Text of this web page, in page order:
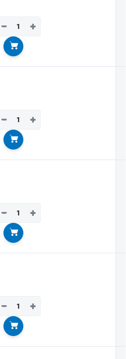
+
−
Do košíka
+
−
Do košíka
+
−
Do košíka
+
−
Do košíka